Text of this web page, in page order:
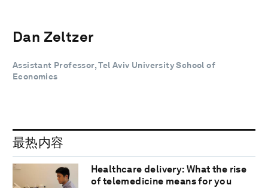
Dan Zeltzer
Assistant Professor, Tel Aviv University School of
Economics
最热内容
Healthcare delivery: What the rise
of telemedicine means for you